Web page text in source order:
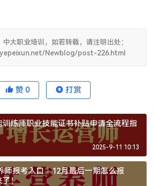
大职业培训，如若转载，请注明出处：
Newblog/post-226.html
赞 0 打赏
练师职业技能证书补贴申请全流程指
2025-9-11 10:13
师报考入口｜12月最后一期怎么报
了！